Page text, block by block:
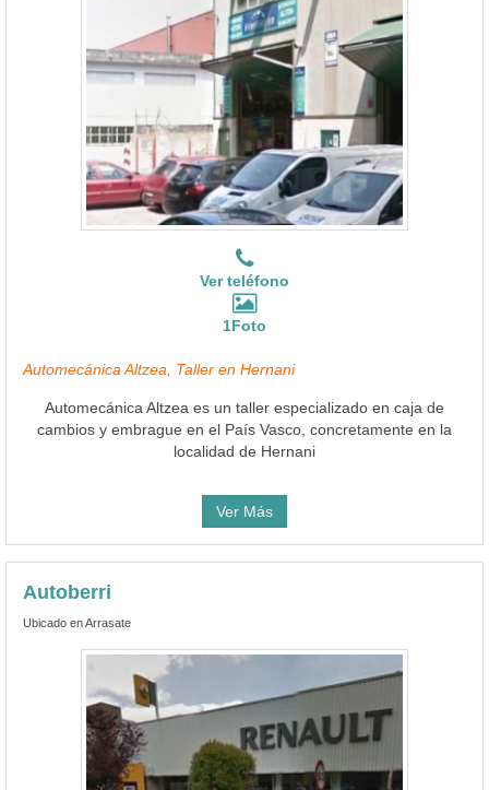
Ver teléfono
1Foto
Automecánica Altzea, Taller en Hernani
Automecánica Altzea es un taller especializado en caja de
cambios y embrague en el País Vasco, concretamente en la
localidad de Hernani
Ver Más
Autoberri
Ubicado en Arrasate